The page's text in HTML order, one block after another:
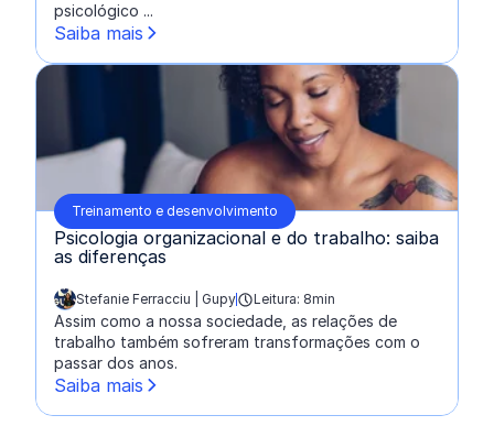
psicológico ...
Saiba mais
Treinamento e desenvolvimento
Psicologia organizacional e do trabalho: saiba
as diferenças
escrito por:
Stefanie Ferracciu | Gupy Leitura: 8min
Assim como a nossa sociedade, as relações de
trabalho também sofreram transformações com o
passar dos anos.
Saiba mais